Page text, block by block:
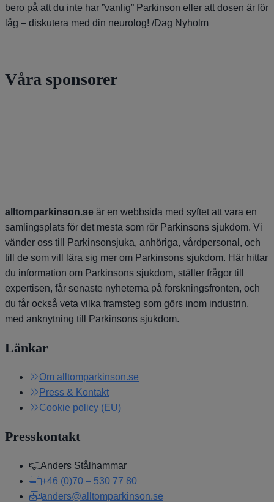
bero på att du inte har ”vanlig” Parkinson eller att dosen är för
låg – diskutera med din neurolog! /Dag Nyholm
Våra sponsorer
alltomparkinson.se är en webbsida med syftet att vara en
samlingsplats för det mesta som rör Parkinsons sjukdom. Vi
vänder oss till Parkinsonsjuka, anhöriga, vårdpersonal, och
till de som vill lära sig mer om Parkinsons sjukdom. Här hittar
du information om Parkinsons sjukdom, ställer frågor till
expertisen, får senaste nyheterna på forskningsfronten, och
du får också veta vilka framsteg som görs inom industrin,
med anknytning till Parkinsons sjukdom.
Länkar
Om alltomparkinson.se
Press & Kontakt
Cookie policy (EU)
Presskontakt
Anders Stålhammar
+46 (0)70 – 530 77 80
anders@alltomparkinson.se